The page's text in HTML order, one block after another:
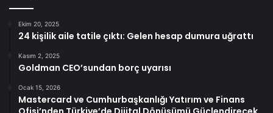
Ekim 20, 2025
24 kişilik aile tatile çıktı: Gelen hesap dumura uğrattı
Kasım 2, 2025
Goldman CEO’sundan borç uyarısı
Ocak 15, 2026
Mastercard ve Cumhurbaşkanlığı Yatırım ve Finans